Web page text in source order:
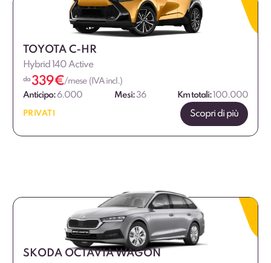
TOYOTA C-HR
Hybrid 140 Active
da 339€/mese (IVA incl.)
Anticipo: 6.000 Mesi:36 Km totali: 100.000
PRIVATI Scopri di più
SKODA OCTAVIA WAGON